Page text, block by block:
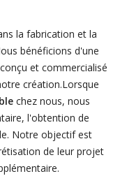
la fabrication et la
bénéficions d'une
et commercialisé
création.Lorsque
chez nous, nous
l'obtention de
Notre objectif est
de leur projet